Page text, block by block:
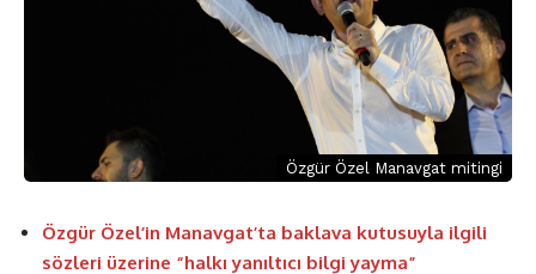
Özgür Özel Manavgat mitingi
Özgür Özel’in Manavgat’ta baklava kutusuyla ilgili
sözleri üzerine “halkı yanıltıcı bilgi yayma”